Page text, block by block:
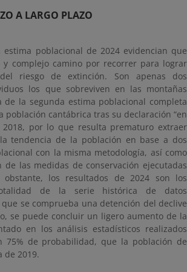
A LARGO PLAZO
estima poblacional de 2024 evidencian que
complejo camino por recorrer para lograr
riesgo de extinción. Son apenas dos
los que sobreviven en las montañas
de la segunda estima poblacional completa
población cantábrica tras su declaración “en
2018, por lo que resulta prematuro extraer
tendencia de la población en base a dos
con la misma metodología, así como
de las medidas de conservación ejecutadas
los resultados de 2024 son los
de la serie histórica de datos
se comprueba una detención del declive
se puede concluir un ligero aumento de la
en los análisis estadísticos realizados
75% de probabilidad, que la población de
de 2019.